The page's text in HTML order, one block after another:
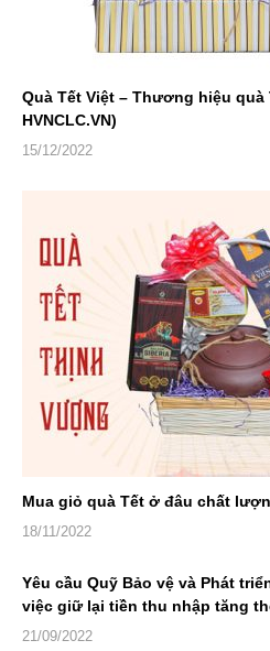
Quà Tết Việt – Thương hiệu
HVNCLC.VN)
15/12/2022
Mua giỏ quà Tết ở đâu chất
18/11/2022
Yêu cầu Quỹ Bảo vệ và Phát
việc giữ lại tiền thu nhập tăng
21/09/2022